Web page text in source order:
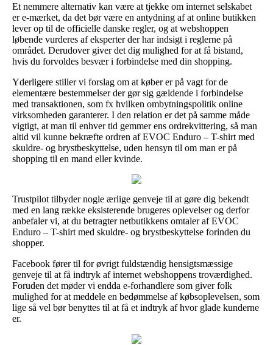
Et nemmere alternativ kan være at tjekke om internet selskabet
er e-mærket, da det bør være en antydning af at online butikken
lever op til de officielle danske regler, og at webshoppen
løbende vurderes af eksperter der har indsigt i reglerne på
området. Derudover giver det dig mulighed for at få bistand,
hvis du forvoldes besvær i forbindelse med din shopping.
Yderligere stiller vi forslag om at køber er på vagt for de
elementære bestemmelser der gør sig gældende i forbindelse
med transaktionen, som fx hvilken ombytningspolitik online
virksomheden garanterer. I den relation er det på samme måde
vigtigt, at man til enhver tid gemmer ens ordrekvittering, så man
altid vil kunne bekræfte ordren af EVOC Enduro – T-shirt med
skuldre- og brystbeskyttelse, uden hensyn til om man er på
shopping til en mand eller kvinde.
Trustpilot tilbyder nogle ærlige genveje til at gøre dig bekendt
med en lang række eksisterende brugeres oplevelser og derfor
anbefaler vi, at du betragter netbutikkens omtaler af EVOC
Enduro – T-shirt med skuldre- og brystbeskyttelse forinden du
shopper.
Facebook fører til for øvrigt fuldstændig hensigtsmæssige
genveje til at få indtryk af internet webshoppens troværdighed.
Foruden det møder vi endda e-forhandlere som giver folk
mulighed for at meddele en bedømmelse af købsoplevelsen, som
lige så vel bør benyttes til at få et indtryk af hvor glade kunderne
er.